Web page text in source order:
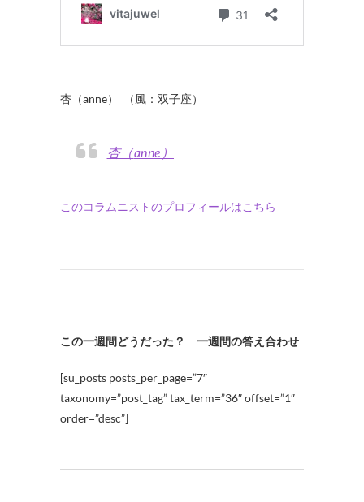
杏（anne） （風：双子座）
杏（anne）
このコラムニストのプロフィールはこちら
この一週間どうだった？ 一週間の答え合わせ
[su_posts posts_per_page=”7″
taxonomy=”post_tag” tax_term=”36″ offset=”1″
order=”desc”]